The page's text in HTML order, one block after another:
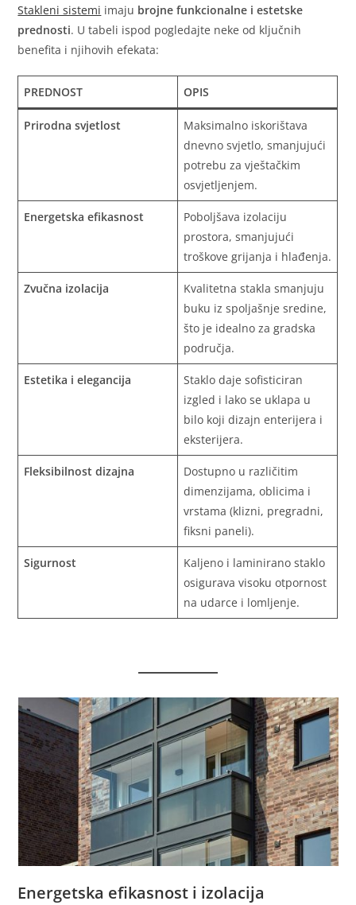
Stakleni sistemi imaju brojne funkcionalne i estetske
prednosti. U tabeli ispod pogledajte neke od ključnih
benefita i njihovih efekata:
PREDNOST OPIS
Prirodna svjetlost
Maksimalno iskorištava
dnevno svjetlo, smanjujući
potrebu za vještačkim
osvjetljenjem.
Energetska efikasnost
Poboljšava izolaciju
prostora, smanjujući
troškove grijanja i hlađenja.
Zvučna izolacija
Kvalitetna stakla smanjuju
buku iz spoljašnje sredine,
što je idealno za gradska
područja.
Estetika i elegancija
Staklo daje sofisticiran
izgled i lako se uklapa u
bilo koji dizajn enterijera i
eksterijera.
Fleksibilnost dizajna
Dostupno u različitim
dimenzijama, oblicima i
vrstama (klizni, pregradni,
fiksni paneli).
Sigurnost
Kaljeno i laminirano staklo
osigurava visoku otpornost
na udarce i lomljenje.
Energetska efikasnost i izolacija